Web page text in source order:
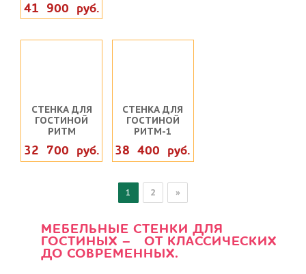
41 900 руб.
СТЕНКА ДЛЯ
ГОСТИНОЙ
РИТМ
32 700 руб.
СТЕНКА ДЛЯ
ГОСТИНОЙ
РИТМ-1
38 400 руб.
1 2 »
МЕБЕЛЬНЫЕ СТЕНКИ ДЛЯ
ГОСТИНЫХ – ОТ КЛАССИЧЕСКИХ
ДО СОВРЕМЕННЫХ.